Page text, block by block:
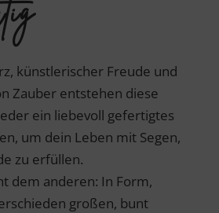
künstlerischer Freude und
Zauber entstehen diese
ein liebevoll gefertigtes
um dein Leben mit Segen,
zu erfüllen.
dem anderen: In Form,
großen, bunt